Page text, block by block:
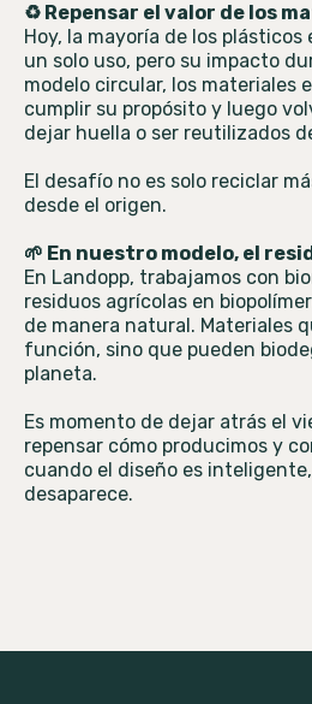
♻️ Repensar el valor de los
Hoy, la mayoría de los
un solo uso, pero su impacto
modelo circular, los materiales
cumplir su propósito y luego
dejar huella o ser reutilizados
El desafío no es solo reciclar
desde el origen.
🌱 En nuestro modelo, el
En Landopp, trabajamos con
residuos agrícolas en
de manera natural. Materiales
función, sino que pueden
planeta.
Es momento de dejar atrás el
repensar cómo producimos y
cuando el diseño es
desaparece.